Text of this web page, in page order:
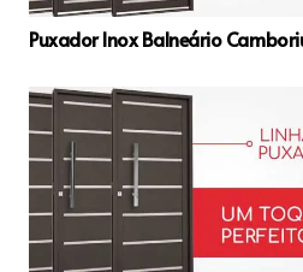
Puxador Inox Balneário